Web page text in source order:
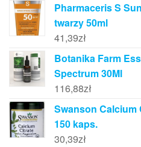
Pharmaceris S
twarzy 50ml
41,39zł
Botanika Farm
Spectrum 30Ml
116,88zł
Swanson Calcium
150 kaps.
30,39zł